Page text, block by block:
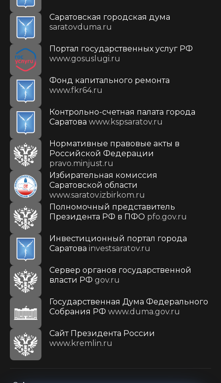
Саратовская городская дума
saratovduma.ru
Портал государственных услуг РФ
www.gosuslugi.ru
Фонд капитального ремонта
www.fkr64.ru
Контрольно-счетная палата города
Саратова www.kspsaratov.ru
Нормативные правовые акты в
Российской Федерации
pravo.minjust.ru
Избирательная комиссия
Саратовской области
www.saratov.izbirkom.ru
Полномочный представитель
Президента РФ в ПФО pfo.gov.ru
Инвестиционный портал города
Саратова investsaratov.ru
Сервер органов государственной
власти РФ gov.ru
Государственная Дума Федерального
Собрания РФ www.duma.gov.ru
Cайт Президента России
www.kremlin.ru